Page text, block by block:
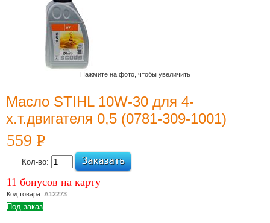
Юридическое
наименование
дилера: ООО
"Электроторг" ИНН/
Новости и
акции
12 Июля 2022
Какой триммер
выбрать,
Нажмите на фото, чтобы увеличить
Масло STIHL 10W-30 для 4-
х.т.двигателя 0,5 (0781-309-1001)
559 PУБ.
Кол-во:
11 бонусов на карту
Код товара: А12273
Под заказ